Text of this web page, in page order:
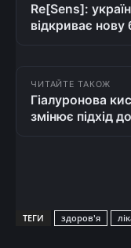
Re[Sens]:
відкриває нову
ЧИТАЙТЕ ТАКОЖ
Гіалуронова
змінює підхід
ТЕГИ здоров'я